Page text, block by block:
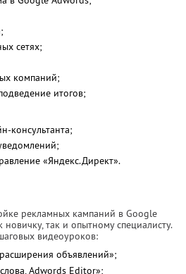
сетях;
компаний;
итогов;
консультанта;
«Яндекс.Директ».
рекламных кампаний в Google
так и опытному специалисту.
видеоуроков:
объявлений»;
Adwords Editor»;